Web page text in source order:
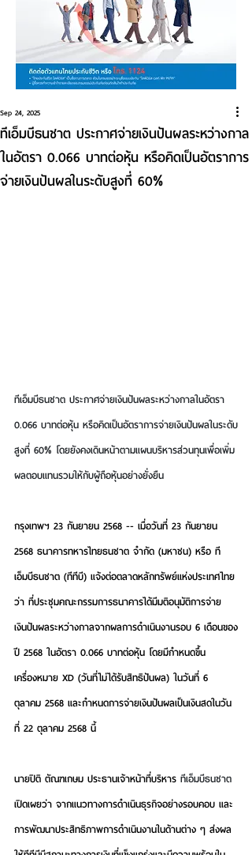
ทีเอ็มบีธนชาต ประกาศจ่ายเงินปันผลระหว่างกาล
ในอัตรา 0.066 บาทต่อหุ้น หรือคิดเป็นอัตราการ
จ่ายเงินปันผลในระดับสูงที่ 60%
Sep 24, 2025
ทีเอ็มบีธนชาต ประกาศจ่ายเงินปันผลระหว่างกาลในอัตรา
0.066 บาทต่อหุ้น หรือคิดเป็นอัตราการจ่ายเงินปันผลในระดับ
สูงที่ 60% โดยยังคงเดินหน้าตามแผนบริหารส่วนทุนเพื่อเพิ่ม
ผลตอบแทนรวมให้กับผู้ถือหุ้นอย่างยั่งยืน
กรุงเทพฯ 23 กันยายน 2568 -- เมื่อวันที่ 23 กันยายน
2568 ธนาคารทหารไทยธนชาต จำกัด (มหาชน) หรือ ที
เอ็มบีธนชาต (ทีทีบี) แจ้งต่อตลาดหลักทรัพย์แห่งประเทศไทย
ว่า ที่ประชุมคณะกรรมการธนาคารได้มีมติอนุมัติการจ่าย
เงินปันผลระหว่างกาลจากผลการดำเนินงานรอบ 6 เดือนของ
ปี 2568 ในอัตรา 0.066 บาทต่อหุ้น โดยมีกำหนดขึ้น
เครื่องหมาย XD (วันที่ไม่ได้รับสิทธิปันผล) ในวันที่ 6
ตุลาคม 2568 และกำหนดการจ่ายเงินปันผลเป็นเงินสดในวัน
ที่ 22 ตุลาคม 2568 นี้
นายปิติ ตัณฑเกษม ประธานเจ้าหน้าที่บริหาร ทีเอ็มบีธนชาต
เปิดเผยว่า จากแนวทางการดำเนินธุรกิจอย่างรอบคอบ และ
การพัฒนาประสิทธิภาพการดำเนินงานในด้านต่าง ๆ ส่งผล